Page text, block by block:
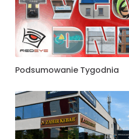
Podsumowanie Tygodnia